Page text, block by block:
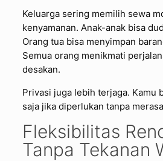
Keluarga sering memilih sewa
kenyamanan. Anak-anak bisa
Orang tua bisa menyimpan
Semua orang menikmati
desakan.
Privasi juga lebih terjaga. Kamu
saja jika diperlukan tanpa
Fleksibilitas
Tanpa Tekanan